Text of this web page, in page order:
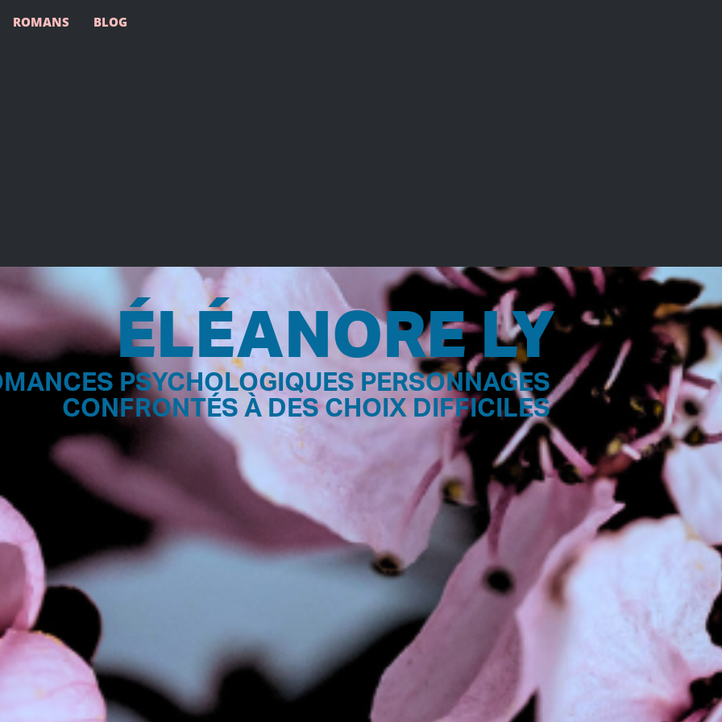
ROMANS BLOG
ÉLÉANORE LY
PSYCHOLOGIQUES PERSONNAGES
CONFRONTÉS À DES CHOIX DIFFICILES